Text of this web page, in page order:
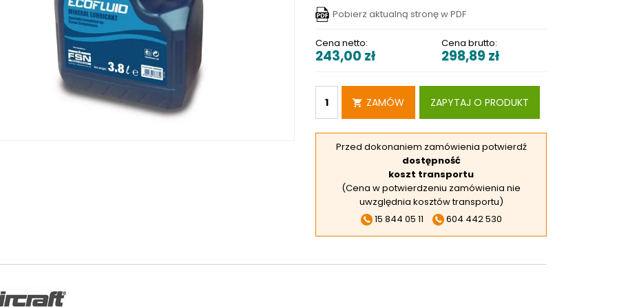
I URZĄDZENIA
WARSZTATOWE UNICRAFT
UNICRAFT
ZABEZPIECZAJĄCE UNICRAFT
STOŁY SZLIFIERSKIE
UCHWYTY DO OBROTNIKÓW
Pobierz aktualną stronę w PDF
Cena netto:
243,00 zł
Cena brutto:
298,89 zł
ZAMÓW ZAPYTAJ O PRODUKT
Przed dokonaniem zamówienia potwierdź
dostępność
koszt transportu
(Cena w potwierdzeniu zamówienia nie
uwzględnia kosztów transportu)
15 844 05 11
604 442 530